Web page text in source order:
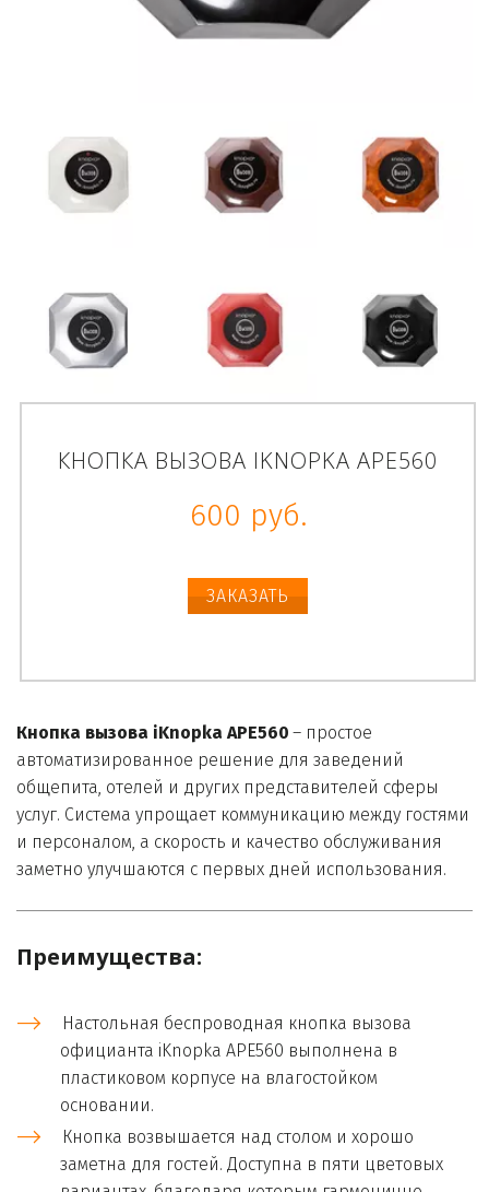
КНОПКА ВЫЗОВА IKNOPKA APE560
600 руб.
ЗАКАЗАТЬ
Кнопка вызова iKnopka APE560 – простое
автоматизированное решение для заведений
общепита, отелей и других представителей сферы
услуг. Система упрощает коммуникацию между гостями
и персоналом, а скорость и качество обслуживания
заметно улучшаются с первых дней использования.
Преимущества:
Настольная беспроводная кнопка вызова
официанта iKnopka APE560 выполнена в
пластиковом корпусе на влагостойком
основании.
Кнопка возвышается над столом и хорошо
заметна для гостей. Доступна в пяти цветовых